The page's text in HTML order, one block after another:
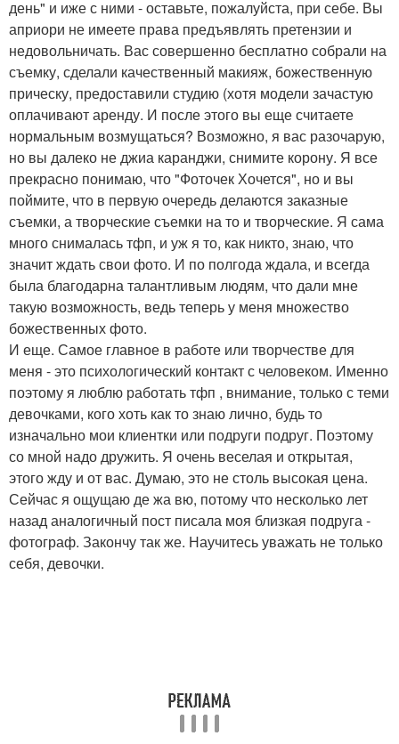
день" и иже с ними - оставьте, пожалуйста, при себе. Вы
априори не имеете права предъявлять претензии и
недовольничать. Вас совершенно бесплатно собрали на
съемку, сделали качественный макияж, божественную
прическу, предоставили студию (хотя модели зачастую
оплачивают аренду. И после этого вы еще считаете
нормальным возмущаться? Возможно, я вас разочарую,
но вы далеко не джиа каранджи, снимите корону. Я все
прекрасно понимаю, что "Фоточек Хочется", но и вы
поймите, что в первую очередь делаются заказные
съемки, а творческие съемки на то и творческие. Я сама
много снималась тфп, и уж я то, как никто, знаю, что
значит ждать свои фото. И по полгода ждала, и всегда
была благодарна талантливым людям, что дали мне
такую возможность, ведь теперь у меня множество
божественных фото.
И еще. Самое главное в работе или творчестве для
меня - это психологический контакт с человеком. Именно
поэтому я люблю работать тфп , внимание, только с теми
девочками, кого хоть как то знаю лично, будь то
изначально мои клиентки или подруги подруг. Поэтому
со мной надо дружить. Я очень веселая и открытая,
этого жду и от вас. Думаю, это не столь высокая цена.
Сейчас я ощущаю де жа вю, потому что несколько лет
назад аналогичный пост писала моя близкая подруга -
фотограф. Закончу так же. Научитесь уважать не только
себя, девочки.